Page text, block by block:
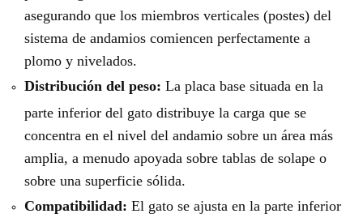
asegurando que los miembros verticales (postes) del
sistema de andamios comiencen perfectamente a
plomo y nivelados.
Distribución del peso: La placa base situada en la
parte inferior del gato distribuye la carga que se
concentra en el nivel del andamio sobre un área más
amplia, a menudo apoyada sobre tablas de solape o
sobre una superficie sólida.
Compatibilidad: El gato se ajusta en la parte inferior